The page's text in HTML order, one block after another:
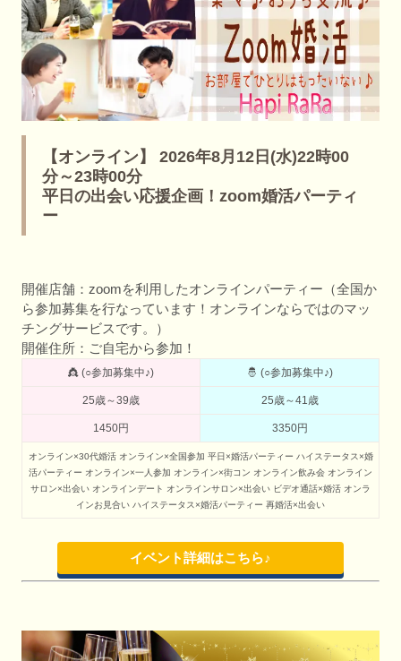
【オンライン】 2026年8月12日(水)22時00
分～23時00分
平日の出会い応援企画！zoom婚活パーティ
ー
開催店舗：zoomを利用したオンラインパーティー（全国か
ら参加募集を行なっています！オンラインならではのマッ
チングサービスです。）
開催住所：ご自宅から参加！
👸 (○参加募集中♪) 🤴 (○参加募集中♪)
25歳～39歳 25歳～41歳
1450円 3350円
オンライン×30代婚活 オンライン×全国参加 平日×婚活パーティー ハイステータス×婚
活パーティー オンライン×一人参加 オンライン×街コン オンライン飲み会 オンライン
サロン×出会い オンラインデート オンラインサロン×出会い ビデオ通話×婚活 オンラ
インお見合い ハイステータス×婚活パーティー 再婚活×出会い
イベント詳細はこちら♪